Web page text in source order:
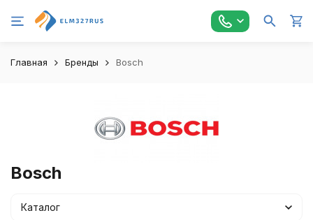
Главная Бренды Bosch
Bosch
Каталог